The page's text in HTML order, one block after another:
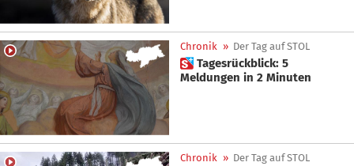
Chronik » Der Tag auf STOL
 Tagesrückblick: 5
Meldungen in 2 Minuten
Chronik » Der Tag auf STOL